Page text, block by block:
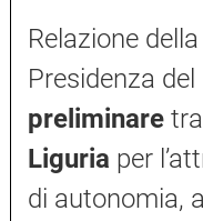
Relazione
Presidenza
preliminare
Liguria per
di autonomia,